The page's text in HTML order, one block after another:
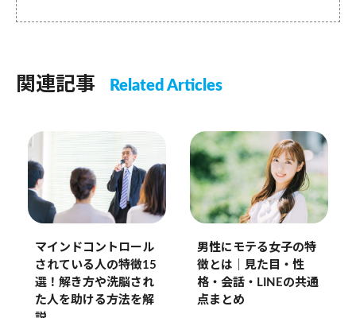
関連記事 Related Articles
マインドコントロール
されている人の特徴15
選！解き方や洗脳され
た人を助ける方法を解
男性にモテる女子の特
徴とは｜見た目・性
格・会話・LINEの共通
点まとめ